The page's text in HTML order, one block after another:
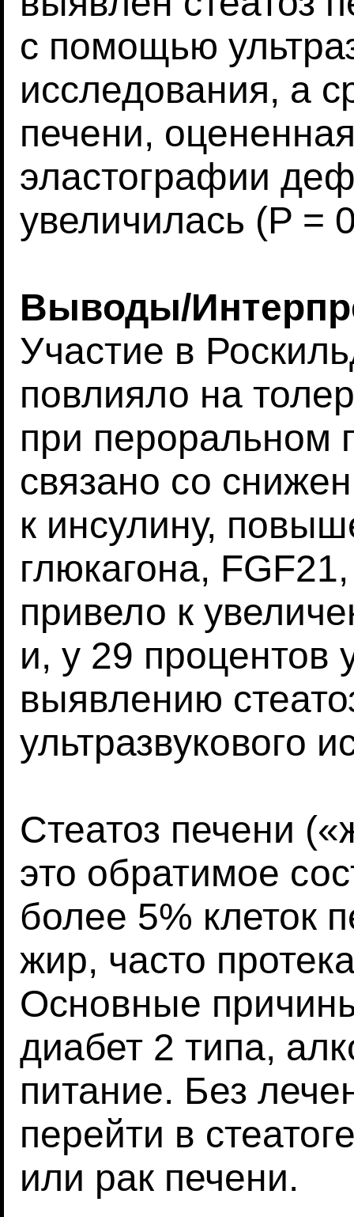
с помощью
исследования, а
печени,
эластографии
увеличилась (P =
Выводы/
Участие в
повлияло на
при пероральном
связано со
к инсулину,
глюкагона,
привело к
и, у 29 процентов
выявлению
ультразвукового
Стеатоз печени
это обратимое
более 5% клеток
жир, часто
Основные
диабет 2 типа,
питание. Без
перейти в
или рак печени.